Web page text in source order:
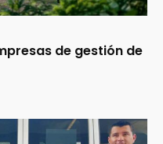
de gestión de